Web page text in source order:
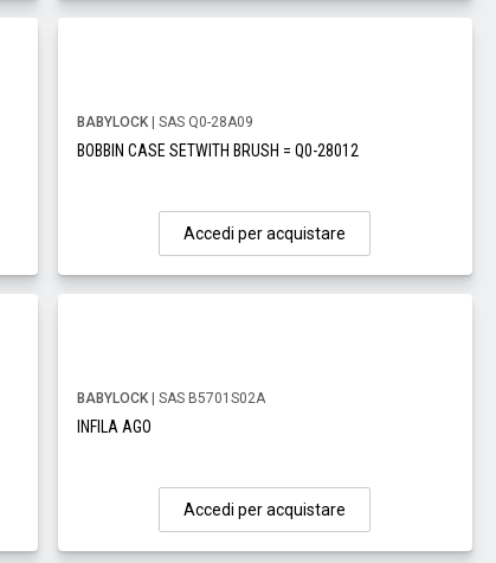
BABYLOCK| SAS Q0-28A09
BOBBIN CASE SETWITH BRUSH = Q0-28012
Accedi per acquistare
BABYLOCK| SAS B5701S02A
INFILA AGO
Accedi per acquistare